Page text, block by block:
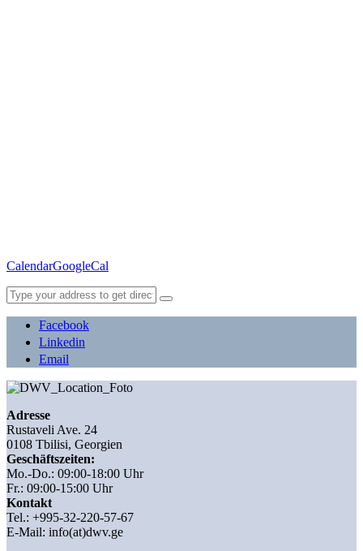
CalendarGoogleCal
Facebook
Linkedin
Email
Adresse
Rustaveli Ave. 24
0108 Tbilisi, Georgien
Geschäftszeiten:
Mo.-Do.: 09:00-18:00 Uhr
Fr.: 09:00-15:00 Uhr
Kontakt
Tel.: +995-32-220-57-67
E-Mail: info(at)dwv.ge